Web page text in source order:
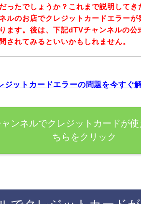
ったでしょうか？これまで説明してき
ルのお店でクレジットカードエラーが
ます。後は、下記dTVチャンネルの公
されてみるといいかもしれません。
ジットカードエラーの問題を今すぐ
ンネルでクレジットカードが使
ちらをクリック